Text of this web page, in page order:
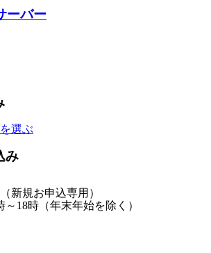
ーバー
選ぶ
み
（新規お申込専用）
～18時（年末年始を除く）